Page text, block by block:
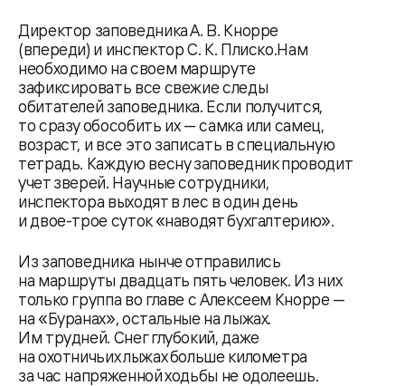
Директор заповедника А. В. Кнорре
(впереди) и инспектор С. К. Плиско.Нам
необходимо на своем маршруте
зафиксировать все свежие следы
обитателей заповедника. Если получится,
то сразу обособить их — самка или самец,
возраст, и все это записать в специальную
тетрадь. Каждую весну заповедник проводит
учет зверей. Научные сотрудники,
инспектора выходят в лес в один день
и двое-трое суток «наводят бухгалтерию».
Из заповедника нынче отправились
на маршруты двадцать пять человек. Из них
только группа во главе с Алексеем Кнорре —
на «Буранах», остальные на лыжах.
Им трудней. Снег глубокий, даже
на охотничьих лыжах больше километра
за час напряженной ходьбы не одолеешь.